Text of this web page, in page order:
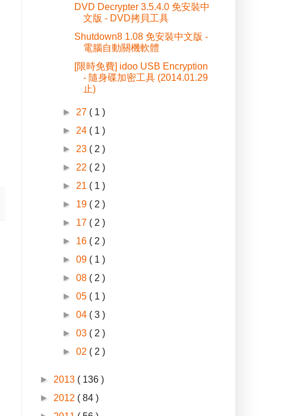
DVD Decrypter 3.5.4.0 免安裝中
文版 - DVD拷貝工具
Shutdown8 1.08 免安裝中文版 -
電腦自動關機軟體
[限時免費] idoo USB Encryption
- 隨身碟加密工具 (2014.01.29
止)
► 27 ( 1 )
► 24 ( 1 )
► 23 ( 2 )
► 22 ( 2 )
► 21 ( 1 )
► 19 ( 2 )
► 17 ( 2 )
► 16 ( 2 )
►09 ( 1 )
►08 ( 2 )
►05 ( 1 )
►04 ( 3 )
►03 ( 2 )
►02 ( 2 )
► 2013 ( 136 )
► 2012 ( 84 )